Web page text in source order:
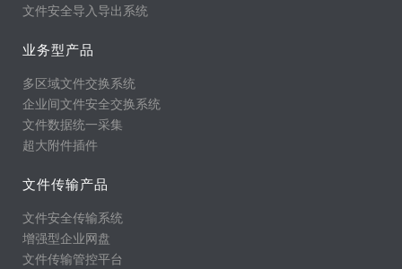
文件安全导入导出系统
业务型产品
多区域文件交换系统
企业间文件安全交换系统
文件数据统一采集
超大附件插件
文件传输产品
文件安全传输系统
增强型企业网盘
文件传输管控平台